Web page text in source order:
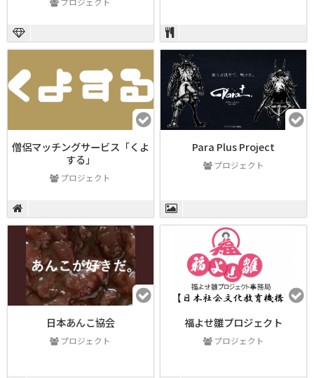
僧侶マッチングサービス「くよ
する」
プロジェクト
Para Plus Project
プロジェクト
日本あんこ協会
プロジェクト
福よせ雛プロジェクト
プロジェクト